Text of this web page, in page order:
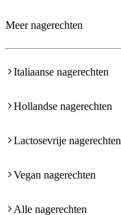
Meer nagerechten
Italiaanse nagerechten
Hollandse nagerechten
Lactosevrije nagerechten
Vegan nagerechten
Alle nagerechten